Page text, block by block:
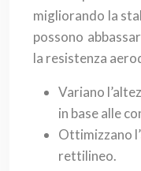
migliorando la
possono
la resistenza
Variano
in base alle
Ottimizzano
rettilineo.